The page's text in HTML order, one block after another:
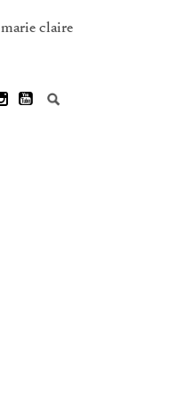
marie claire
Buscar: